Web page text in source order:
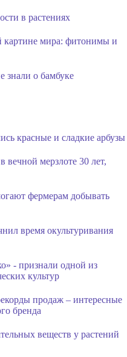
в растениях
картине мира: фитонимы и
знали о бамбуке
красные и сладкие арбузы
вечной мерзлоте 30 лет,
фермерам добывать
время окультуривания
- признали одной из
культур
продаж – интересные
бренда
веществ у растений